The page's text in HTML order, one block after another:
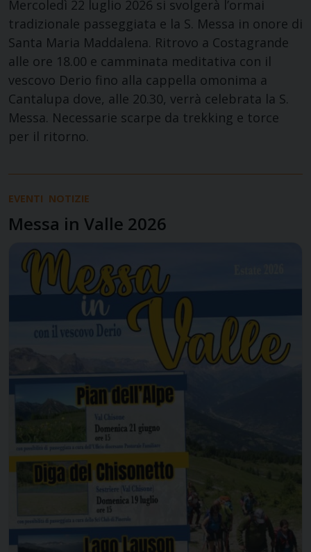
Mercoledì 22 luglio 2026 si svolgerà l’ormai
tradizionale passeggiata e la S. Messa in onore di
Santa Maria Maddalena. Ritrovo a Costagrande
alle ore 18.00 e camminata meditativa con il
vescovo Derio fino alla cappella omonima a
Cantalupa dove, alle 20.30, verrà celebrata la S.
Messa. Necessarie scarpe da trekking e torce
per il ritorno.
EVENTI NOTIZIE
Messa in Valle 2026